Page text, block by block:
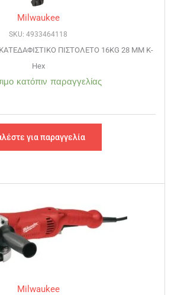
Milwaukee
SKU: 4933464118
ΚΑΤΕΔΑΦΙΣΤΙΚΟ ΠΙΣΤΟΛΕΤΟ 16KG 28 MM K-
Hex
κατόπιν παραγγελίας
για παραγγελία
Milwaukee